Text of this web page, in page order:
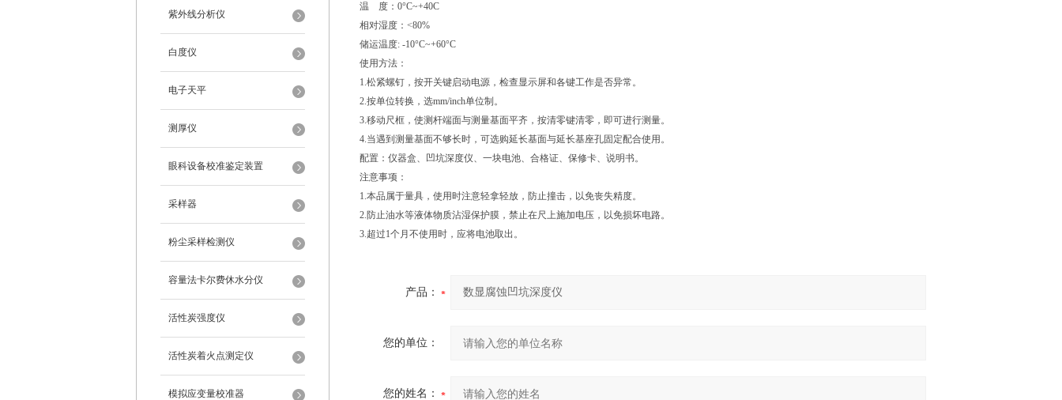
紫外线分析仪
白度仪
电子天平
测厚仪
眼科设备校准鉴定装置
采样器
粉尘采样检测仪
容量法卡尔费休水分仪
活性炭强度仪
活性炭着火点测定仪
模拟应变量校准器
温 度：0°C~+40C
相对湿度：<80%
储运温度: -10°C~+60°C
使用方法：
1.松紧螺钉，按开关键启动电源，检查显示屏和各键工作是否异常。
2.按单位转换，选mm/inch单位制。
3.移动尺框，使测杆端面与测量基面平齐，按清零键清零，即可进行测量。
4.当遇到测量基面不够长时，可选购延长基面与延长基座孔固定配合使用。
配置：仪器盒、凹坑深度仪、一块电池、合格证、保修卡、说明书。
注意事项：
1.本品属于量具，使用时注意轻拿轻放，防止撞击，以免丧失精度。
2.防止油水等液体物质沾湿保护膜，禁止在尺上施加电压，以免损坏电路。
3.超过1个月不使用时，应将电池取出。
产品：
您的单位：
您的姓名：